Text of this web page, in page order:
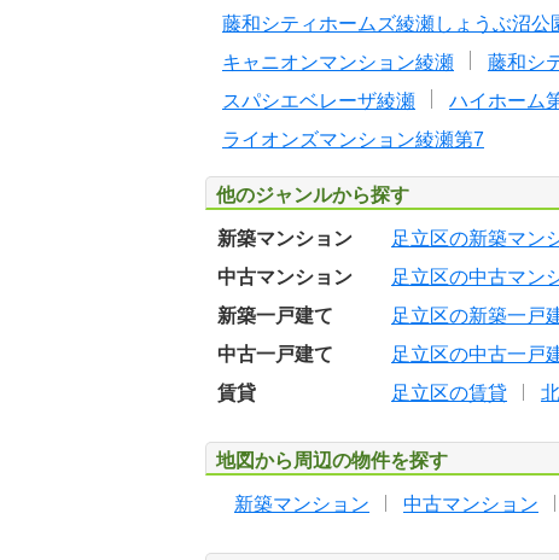
藤和シティホームズ綾瀬しょうぶ沼公
キャニオンマンション綾瀬
藤和シ
スパシエベレーザ綾瀬
ハイホーム
ライオンズマンション綾瀬第7
他のジャンルから探す
新築マンション 足立区の新築マン
中古マンション
足立区の中古マン
新築一戸建て
足立区の新築一戸
中古一戸建て
足立区の中古一戸
賃貸
足立区の賃貸
地図から周辺の物件を探す
新築マンション 中古マンション